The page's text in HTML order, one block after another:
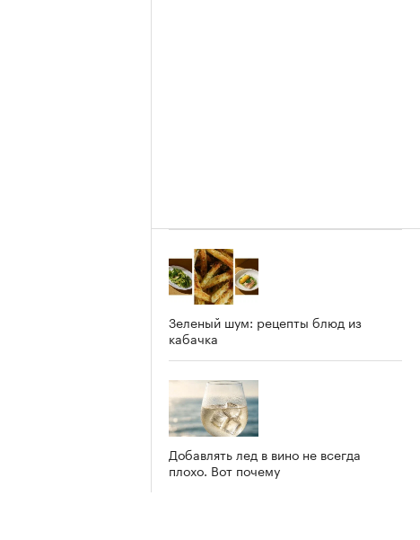
Зеленый шум: рецепты блюд из
кабачка
Добавлять лед в вино не всегда
плохо. Вот почему